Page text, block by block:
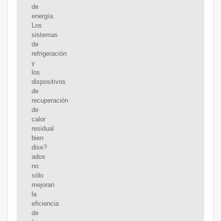
de
energía.
Los
sistemas
de
refrigeración
y
los
dispositivos
de
recuperación
de
calor
residual
bien
dise?
ados
no
sólo
mejoran
la
eficiencia
de